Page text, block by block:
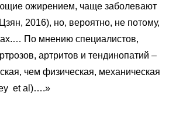
ожирением, чаще заболевают
, 2016), но, вероятно, не потому,
По мнению специалистов,
артритов и тендинопатий –
чем физическая, механическая
et al )….»